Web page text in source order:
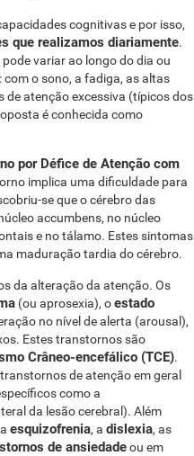
cognitivas e por isso,
que realizamos diariamente.
variar ao longo do dia ou
o sono, a fadiga, as altas
de atenção excessiva (típicos dos
é conhecida como
por Défice de Atenção com
implica uma dificuldade para
se que o cérebro das
accumbens, no núcleo
e no tálamo. Estes sintomas
maduração tardia do cérebro.
da alteração da atenção. Os
(ou aprosexia), oestado
no nível de alerta (arousal),
Estes transtornos são
Crâneo-encefálico (TCE).
de atenção em geral
como a
da lesão cerebral). Além
esquizofrenia, a dislexia, as
de ansiedadeou em